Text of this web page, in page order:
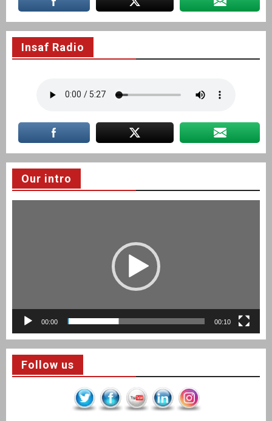
Insaf Radio
Our intro
00:00 00:10
Follow us